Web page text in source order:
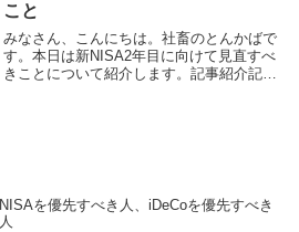
こと
みなさん、こんにちは。社畜のとんかばで
す。本日は新NISA2年目に向けて見直すべ
きことについて紹介します。記事紹介記事
NISAを優先すべき人、iDeCoを優先すべき
人